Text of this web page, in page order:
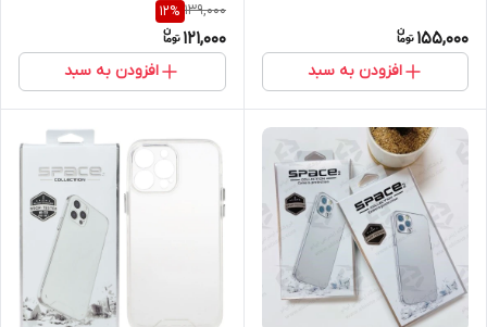
Note 11E Pro
155,000
افزودن به سبد
139,000
12%
121,000
افزودن به سبد